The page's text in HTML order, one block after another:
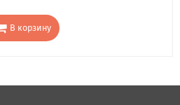
В корзину